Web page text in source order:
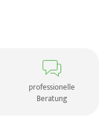
professionelle
Beratung